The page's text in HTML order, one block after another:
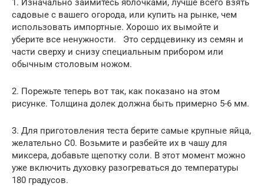
1. Изначально займитесь яблочками, лучше всего взять
садовые с вашего огорода, или купить на рынке, чем
использовать импортные. Хорошо их вымойте и
уберите все ненужности. Это сердцевинку из семян и
части сверху и снизу специальным прибором или
обычным столовым ножом.
2. Порежьте теперь вот так, как показано на этом
рисунке. Толщина долек должна быть примерно 5-6 мм.
3. Для приготовления теста берите самые крупные яйца,
желательно С0. Возьмите и разбейте их в чашу для
миксера, добавьте щепотку соли. В этот момент можно
уже включить духовку разогреваться до температуры
180 градусов.